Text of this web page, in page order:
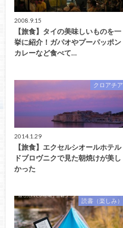
2008.9.15
【旅食】タイの美味しいものを一
挙に紹介！ガパオやプーパッポン
カレーなど食べて…
クロアチア
2014.1.29
【旅食】エクセルシオールホテル
ドブロヴニクで見た朝焼けが美し
かった
読書（楽しみ）